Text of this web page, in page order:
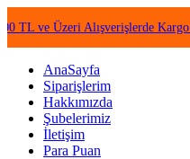
Alışverişlerde Kargo Ücretsiz!
AnaSayfa
Siparişlerim
Hakkımızda
Şubelerimiz
İletişim
Para Puan